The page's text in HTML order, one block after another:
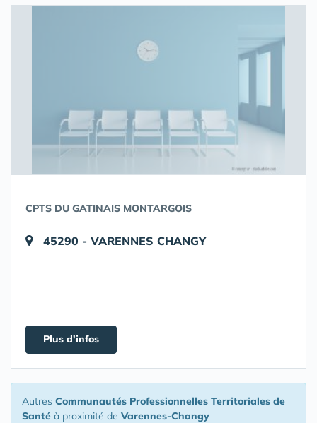
CPTS DU GATINAIS MONTARGOIS
45290 - VARENNES CHANGY
Plus d'infos
Autres Communautés Professionnelles Territoriales de
Santé à proximité de Varennes-Changy